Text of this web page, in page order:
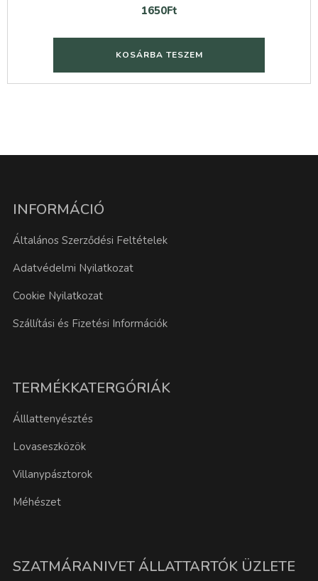
1650Ft
KOSÁRBA TESZEM
INFORMÁCIÓ
Általános Szerződési Feltételek
Adatvédelmi Nyilatkozat
Cookie Nyilatkozat
Szállítási és Fizetési Információk
TERMÉKKATERGÓRIÁK
Álllattenyésztés
Lovaseszközök
Villanypásztorok
Méhészet
SZATMÁRANIVET ÁLLATTARTÓK ÜZLETE